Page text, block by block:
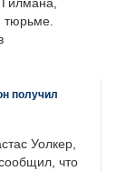
Гилмана,
тюрьме.
получил
Уолкер,
что